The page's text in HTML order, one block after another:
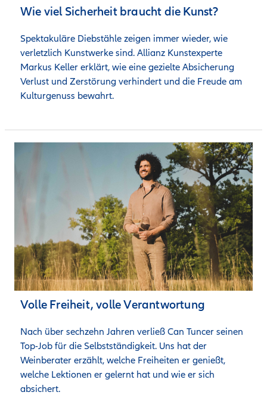
Wie viel Sicherheit braucht die Kunst?
Spektakuläre Diebstähle zeigen immer wieder, wie
verletzlich Kunstwerke sind. Allianz Kunstexperte
Markus Keller erklärt, wie eine gezielte Absicherung
Verlust und Zerstörung verhindert und die Freude am
Kulturgenuss bewahrt.
Volle Freiheit, volle Verantwortung
Nach über sechzehn Jahren verließ Can Tuncer seinen
Top-Job für die Selbstständigkeit. Uns hat der
Weinberater erzählt, welche Freiheiten er genießt,
welche Lektionen er gelernt hat und wie er sich
absichert.